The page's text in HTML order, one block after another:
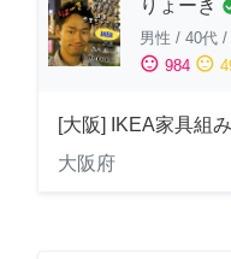
りょーき
男性 / 40代 /
sentiment_satisfied 984 sentiment_neutral
[大阪] IKEA家具組
大阪府